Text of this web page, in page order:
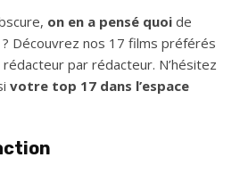
on en a pensé quoi de
Découvrez nos 17 films préférés
par rédacteur. N’hésitez
votre top 17 dans l’espace